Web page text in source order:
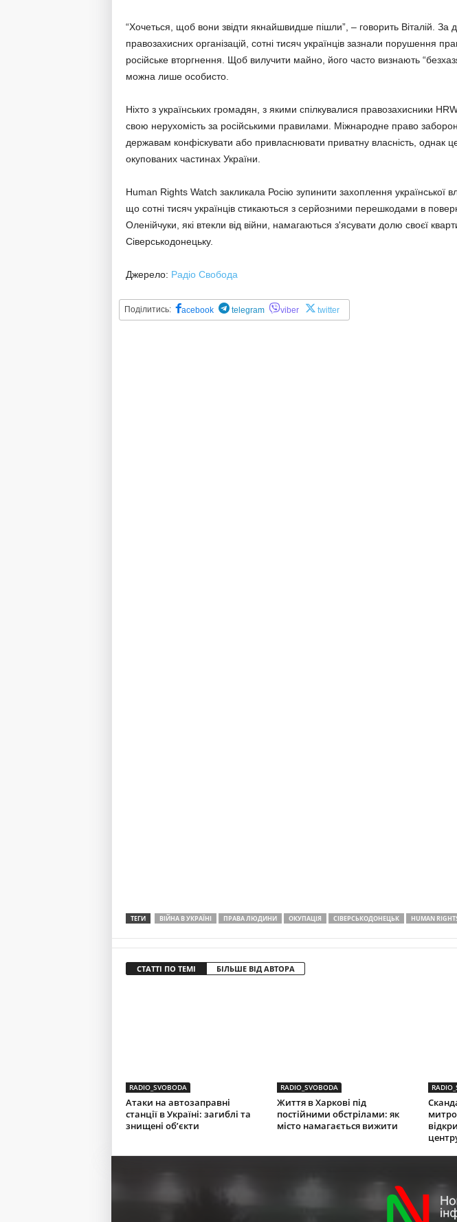
“Хочеться, щоб вони звідти якнайшвидше пішли”, – говорить Віталій. За
правозахисних організацій, сотні тисяч українців зазнали порушення
російське вторгнення. Щоб вилучити майно, його часто визнають
можна лише особисто.
Ніхто з українських громадян, з якими спілкувалися правозахисники
свою нерухомість за російськими правилами. Міжнародне право
державам конфіскувати або привласнювати приватну власність, однак
окупованих частинах України.
Human Rights Watch закликала Росію зупинити захоплення української
що сотні тисяч українців стикаються з серйозними перешкодами в
Оленійчуки, які втекли від війни, намагаються з'ясувати долю своєї
Сіверськодонецьку.
Джерело: Радіо Свобода
Поділитись: acebook telegram viber twitter
ТЕГИ ВІЙНА В УКРАЇНІ ПРАВА ЛЮДИНИ ОКУПАЦІЯ СІВЕРСЬКОДОНЕЦЬК HUMAN
СТАТТІ ПО ТЕМІ БІЛЬШЕ ВІД АВТОРА
RADIO_SVOBODA
Атаки на автозаправні
станції в Україні: загиблі та
знищені об’єкти
RADIO_SVOBODA
Життя в Харкові під
постійними обстрілами: як
місто намагається вижити